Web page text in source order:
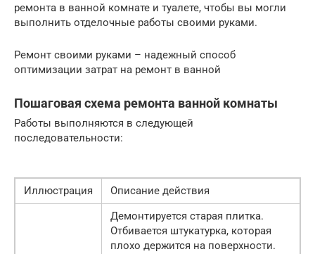
ремонта в ванной комнате и туалете, чтобы вы могли
выполнить отделочные работы своими руками.
Ремонт своими руками – надежный способ
оптимизации затрат на ремонт в ванной
Пошаговая схема ремонта ванной комнаты
Работы выполняются в следующей
последовательности:
Иллюстрация
Описание действия
Демонтируется старая плитка.
Отбивается штукатурка, которая
плохо держится на поверхности.